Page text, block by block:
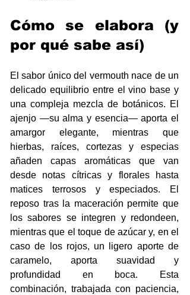
Cómo se elabora (y
por qué sabe así)
El sabor único del vermouth nace de un
delicado equilibrio entre el vino base y
una compleja mezcla de botánicos. El
ajenjo —su alma y esencia— aporta el
amargor elegante, mientras que
hierbas, raíces, cortezas y especias
añaden capas aromáticas que van
desde notas cítricas y florales hasta
matices terrosos y especiados. El
reposo tras la maceración permite que
los sabores se integren y redondeen,
mientras que el toque de azúcar y, en el
caso de los rojos, un ligero aporte de
caramelo, aporta suavidad y
profundidad en boca. Esta
combinación, trabajada con paciencia,